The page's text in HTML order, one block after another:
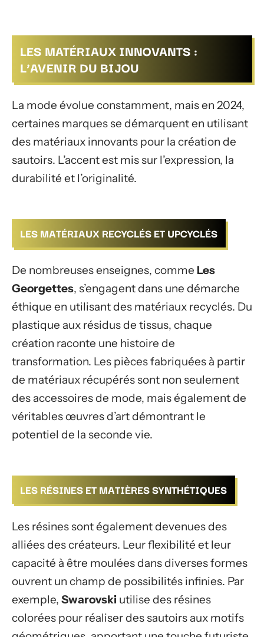
LES MATÉRIAUX INNOVANTS :
L’AVENIR DU BIJOU
La mode évolue constamment, mais en 2024,
certaines marques se démarquent en utilisant
des matériaux innovants pour la création de
sautoirs. L’accent est mis sur l’expression, la
durabilité et l’originalité.
LES MATÉRIAUX RECYCLÉS ET UPCYCLÉS
De nombreuses enseignes, comme Les
Georgettes, s’engagent dans une démarche
éthique en utilisant des matériaux recyclés. Du
plastique aux résidus de tissus, chaque
création raconte une histoire de
transformation. Les pièces fabriquées à partir
de matériaux récupérés sont non seulement
des accessoires de mode, mais également de
véritables œuvres d’art démontrant le
potentiel de la seconde vie.
LES RÉSINES ET MATIÈRES SYNTHÉTIQUES
Les résines sont également devenues des
alliées des créateurs. Leur flexibilité et leur
capacité à être moulées dans diverses formes
ouvrent un champ de possibilités infinies. Par
exemple, Swarovski utilise des résines
colorées pour réaliser des sautoirs aux motifs